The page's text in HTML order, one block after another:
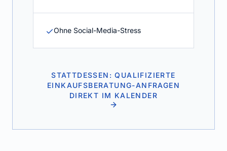
Ohne Social-Media-Stress
STATTDESSEN: QUALIFIZIERTE
EINKAUFSBERATUNG-ANFRAGEN
DIREKT IM KALENDER